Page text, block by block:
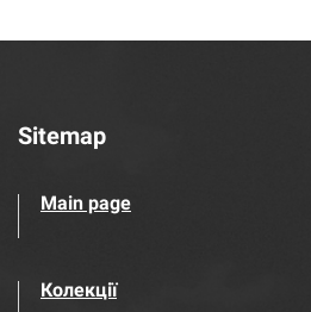
Sitemap
Main page
Колекції